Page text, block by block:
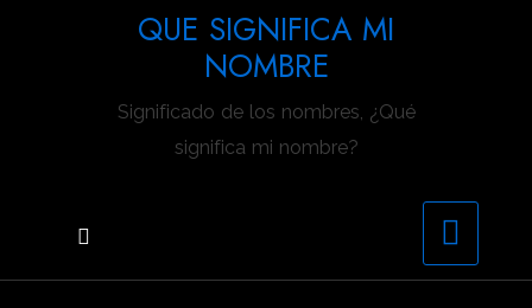
QUE SIGNIFICA MI
NOMBRE
Significado de los nombres, ¿Qué
significa mi nombre?